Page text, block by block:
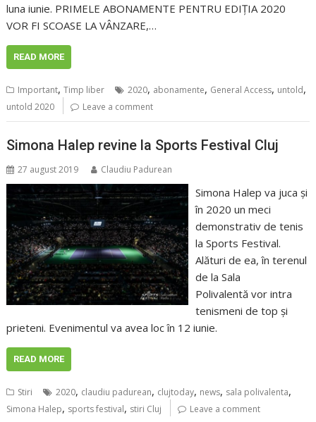
luna iunie. PRIMELE ABONAMENTE PENTRU EDIȚIA 2020
VOR FI SCOASE LA VÂNZARE,…
READ MORE
Important,Timp liber 2020, abonamente, General Access, untold,
untold 2020 Leave a comment
Simona Halep revine la Sports Festival Cluj
27 august 2019 Claudiu Padurean
Simona Halep va juca şi
în 2020 un meci
demonstrativ de tenis
la Sports Festival.
Alături de ea, în terenul
de la Sala
Polivalentă vor intra
tenismeni de top şi
prieteni. Evenimentul va avea loc în 12 iunie.
READ MORE
Stiri 2020, claudiu padurean, clujtoday, news, sala polivalenta,
Simona Halep, sports festival, stiri Cluj Leave a comment